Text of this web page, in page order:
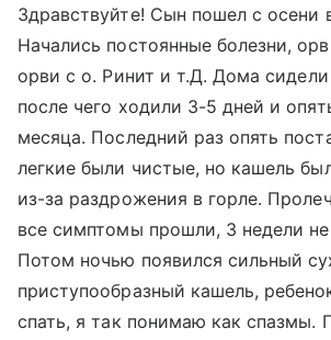
Здравствуйте! Сын пошел с осени
Начались постоянные болезни,
орви с о. Ринит и т.Д. Дома
после чего ходили 3-5 дней и
месяца. Последний раз опять
легкие были чистые, но кашель
из-за раздрожения в горле.
все симптомы прошли, 3 недели не
Потом ночью появился сильный
приступообразный кашель,
спать, я так понимаю как спазмы.